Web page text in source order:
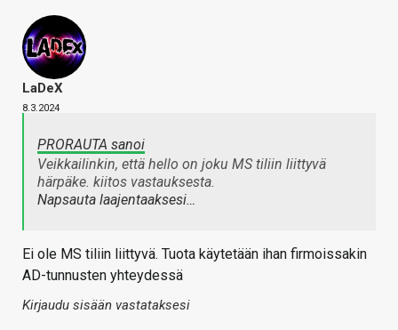
LaDeX
8.3.2024
PRORAUTA sanoi
Veikkailinkin, että hello on joku MS tiliin liittyvä
härpäke. kiitos vastauksesta.
Napsauta laajentaaksesi…
Ei ole MS tiliin liittyvä. Tuota käytetään ihan firmoissakin
AD-tunnusten yhteydessä
Kirjaudu sisään vastataksesi